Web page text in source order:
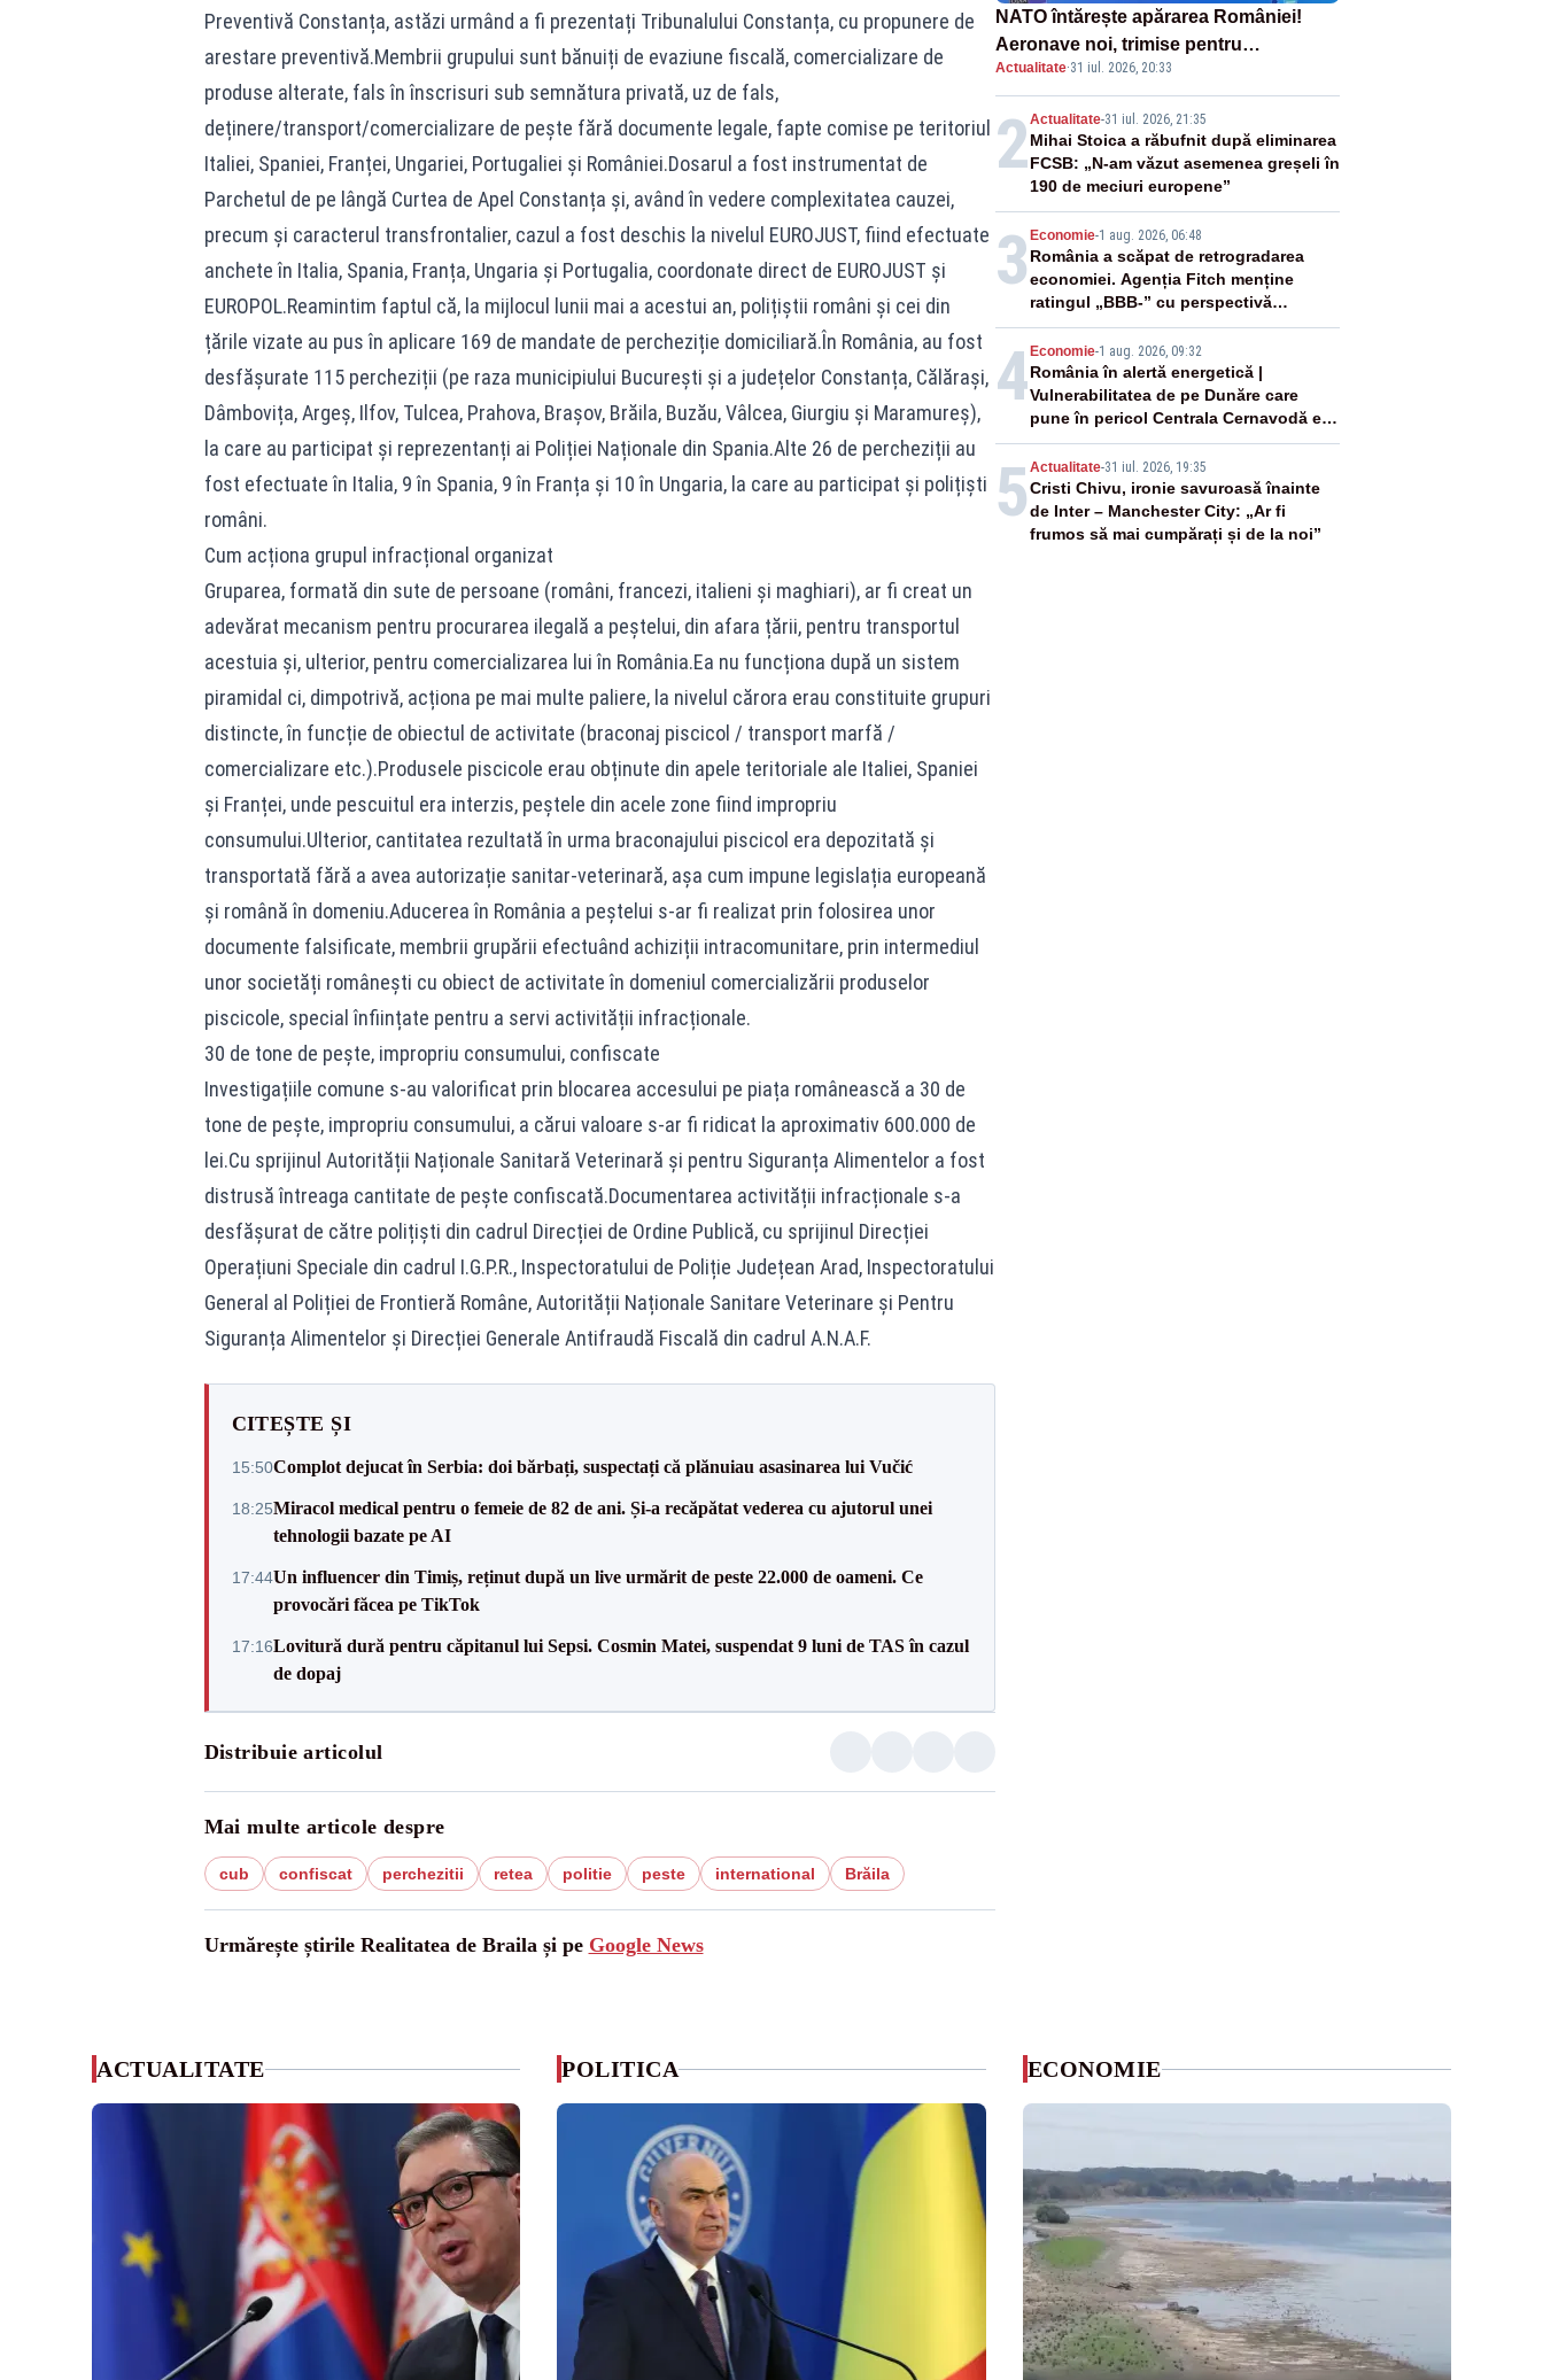
Preventivă Constanța, astăzi urmând a fi prezentați Tribunalului Constanța, cu propunere de
arestare preventivă.Membrii grupului sunt bănuiți de evaziune fiscală, comercializare de
produse alterate, fals în înscrisuri sub semnătura privată, uz de fals,
deținere/transport/comercializare de pește fără documente legale, fapte comise pe teritoriul
Italiei, Spaniei, Franței, Ungariei, Portugaliei și României.Dosarul a fost instrumentat de
Parchetul de pe lângă Curtea de Apel Constanța și, având în vedere complexitatea cauzei,
precum și caracterul transfrontalier, cazul a fost deschis la nivelul EUROJUST, fiind efectuate
anchete în Italia, Spania, Franța, Ungaria și Portugalia, coordonate direct de EUROJUST și
EUROPOL.Reamintim faptul că, la mijlocul lunii mai a acestui an, polițiștii români și cei din
țările vizate au pus în aplicare 169 de mandate de percheziție domiciliară.În România, au fost
desfășurate 115 percheziții (pe raza municipiului București și a județelor Constanța, Călărași,
Dâmbovița, Argeș, Ilfov, Tulcea, Prahova, Brașov, Brăila, Buzău, Vâlcea, Giurgiu și Maramureș),
la care au participat și reprezentanți ai Poliției Naționale din Spania.Alte 26 de percheziții au
fost efectuate în Italia, 9 în Spania, 9 în Franța și 10 în Ungaria, la care au participat și polițiști
români.
Cum acționa grupul infracțional organizat
Gruparea, formată din sute de persoane (români, francezi, italieni și maghiari), ar fi creat un
adevărat mecanism pentru procurarea ilegală a peștelui, din afara țării, pentru transportul
acestuia și, ulterior, pentru comercializarea lui în România.Ea nu funcționa după un sistem
piramidal ci, dimpotrivă, acționa pe mai multe paliere, la nivelul cărora erau constituite grupuri
distincte, în funcție de obiectul de activitate (braconaj piscicol / transport marfă /
comercializare etc.).Produsele piscicole erau obținute din apele teritoriale ale Italiei, Spaniei
și Franței, unde pescuitul era interzis, peștele din acele zone fiind impropriu
consumului.Ulterior, cantitatea rezultată în urma braconajului piscicol era depozitată și
transportată fără a avea autorizație sanitar-veterinară, așa cum impune legislația europeană
și română în domeniu.Aducerea în România a peștelui s-ar fi realizat prin folosirea unor
documente falsificate, membrii grupării efectuând achiziții intracomunitare, prin intermediul
unor societăți românești cu obiect de activitate în domeniul comercializării produselor
piscicole, special înființate pentru a servi activității infracționale.
30 de tone de pește, impropriu consumului, confiscate
Investigațiile comune s-au valorificat prin blocarea accesului pe piața românească a 30 de
tone de pește, impropriu consumului, a cărui valoare s-ar fi ridicat la aproximativ 600.000 de
lei.Cu sprijinul Autorității Naționale Sanitară Veterinară și pentru Siguranța Alimentelor a fost
distrusă întreaga cantitate de pește confiscată.Documentarea activității infracționale s-a
desfășurat de către polițiști din cadrul Direcției de Ordine Publică, cu sprijinul Direcției
Operațiuni Speciale din cadrul I.G.P.R., Inspectoratului de Poliție Județean Arad, Inspectoratului
General al Poliției de Frontieră Române, Autorității Naționale Sanitare Veterinare și Pentru
Siguranța Alimentelor și Direcției Generale Antifraudă Fiscală din cadrul A.N.A.F.
CITEȘTE ȘI
15:50Complot dejucat în Serbia: doi bărbați, suspectați că plănuiau asasinarea lui Vučić
18:25Miracol medical pentru o femeie de 82 de ani. Și-a recăpătat vederea cu ajutorul unei
tehnologii bazate pe AI
17:44Un influencer din Timiș, reținut după un live urmărit de peste 22.000 de oameni. Ce
provocări făcea pe TikTok
17:16Lovitură dură pentru căpitanul lui Sepsi. Cosmin Matei, suspendat 9 luni de TAS în cazul
de dopaj
Distribuie articolul
Mai multe articole despre
cub confiscat perchezitii retea politie peste international Brăila
Urmărește știrile Realitatea de Braila și pe Google News
NATO întărește apărarea României!
Aeronave noi, trimise pentru
interceptarea și distrugerea dronelor
Actualitate·31 iul. 2026, 20:33
2Actualitate-31 iul. 2026, 21:35
Mihai Stoica a răbufnit după eliminarea
FCSB: „N-am văzut asemenea greșeli în
190 de meciuri europene”
3 Economie-1 aug. 2026, 06:48
România a scăpat de retrogradarea
economiei. Agenția Fitch menține
ratingul „BBB-” cu perspectivă
negativă
4 Economie-1 aug. 2026, 09:32
România în alertă energetică |
Vulnerabilitatea de pe Dunăre care
pune în pericol Centrala Cernavodă era
cunoscută de pe vremea lui Ceaușescu
5 Actualitate-31 iul. 2026, 19:35
Cristi Chivu, ironie savuroasă înainte
de Inter – Manchester City: „Ar fi
frumos să mai cumpărați și de la noi”
ACTUALITATE POLITICA ECONOMIE